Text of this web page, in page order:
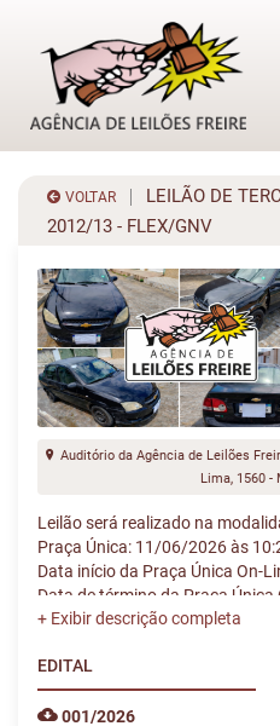
VOLTAR
LEILÃO DE
2012/13 - FLEX/GNV
Auditório da Agência de Leilões
Lima, 1560 -
Leilão será realizado na
Praça Única: 11/06/2026 às
Data início da Praça Única On-
Data de término da Praça
EDITAL
001/2026